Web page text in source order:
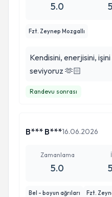
5.0
Fzt. Zeynep Mozgallı
Kendisini, enerjisini, işini
seviyoruz 🫶🏻
Randevu sonrası
B*** B***16.06.2026
Zamanlama
5.0
Bel - boyun ağrıları Fzt.